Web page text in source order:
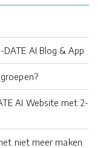
AI Blog & App
AI Website met 2-
niet meer maken.